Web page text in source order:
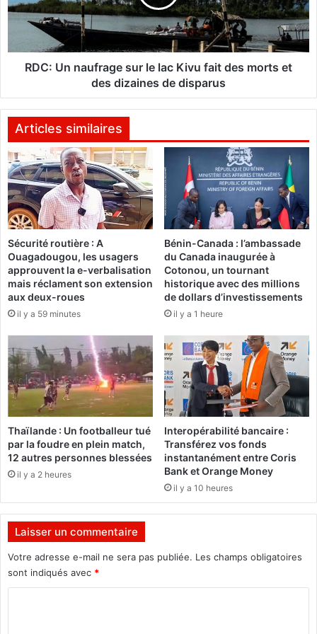
L
l
e
u
t
«
i
n
t
é
g
r
a
l
i
n
c
l
f
t
v
e
r
t
n
n
u
a
g
s
u
r
l
e
l
a
c
K
i
v
u
f
a
i
t
d
e
o
r
t
e
s
d
i
RDC: Un naufrage sur le lac Kivu fait des morts et
des dizaines de disparus
Articles similaires
Sécurité routière : A
Ouagadougou, les usagers
approuvent la e-verbalisation
mais réclament son extension
aux deux-roues
il y a 59 minutes
Bénin-Canada : l’ambassade
du Canada inaugurée à
Cotonou, un tournant
historique avec des millions
de dollars d’investissements
il y a 1 heure
Thaïlande : Un footballeur tué
par la foudre en plein match,
12 autres personnes blessées
il y a 2 heures
Interopérabilité bancaire :
Transférez vos fonds
instantanément entre Coris
Bank et Orange Money
il y a 10 heures
Laisser un commentaire
Votre adresse e-mail ne sera pas publiée. Les champs obligatoires
sont indiqués avec *